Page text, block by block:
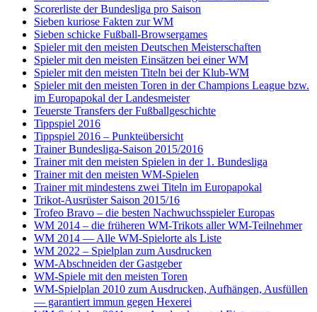
Scorerliste der Bundesliga pro Saison
Sieben kuriose Fakten zur WM
Sieben schicke Fußball-Browsergames
Spieler mit den meisten Deutschen Meisterschaften
Spieler mit den meisten Einsätzen bei einer WM
Spieler mit den meisten Titeln bei der Klub-WM
Spieler mit den meisten Toren in der Champions League bzw.
im Europapokal der Landesmeister
Teuerste Transfers der Fußballgeschichte
Tippspiel 2016
Tippspiel 2016 – Punkteübersicht
Trainer Bundesliga-Saison 2015/2016
Trainer mit den meisten Spielen in der 1. Bundesliga
Trainer mit den meisten WM-Spielen
Trainer mit mindestens zwei Titeln im Europapokal
Trikot-Ausrüster Saison 2015/16
Trofeo Bravo – die besten Nachwuchsspieler Europas
WM 2014 – die früheren WM-Trikots aller WM-Teilnehmer
WM 2014 — Alle WM-Spielorte als Liste
WM 2022 – Spielplan zum Ausdrucken
WM-Abschneiden der Gastgeber
WM-Spiele mit den meisten Toren
WM-Spielplan 2010 zum Ausdrucken, Aufhängen, Ausfüllen
— garantiert immun gegen Hexerei